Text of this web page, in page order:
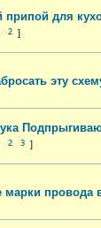
припой для
2
эту
2 3
марки провода